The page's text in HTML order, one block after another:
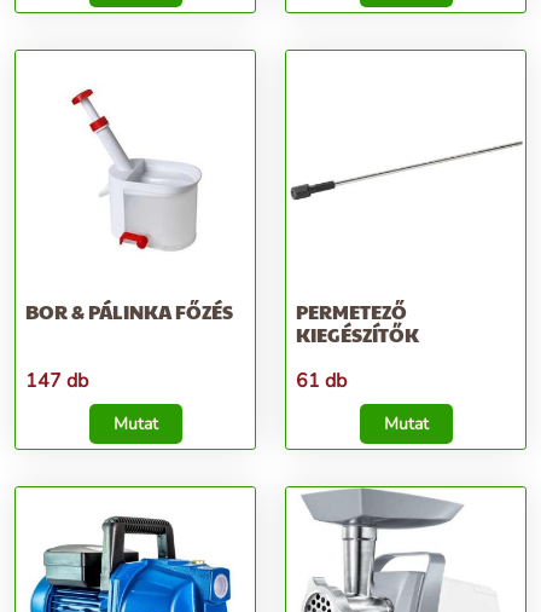
BOR & PÁLINKA FŐZÉS
147 db
Mutat
PERMETEZŐ
KIEGÉSZÍTŐK
61 db
Mutat